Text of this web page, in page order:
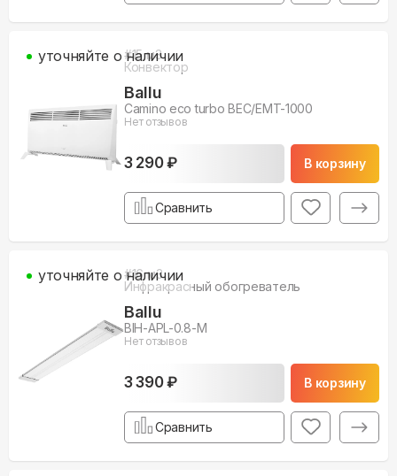
#15м3
Конвектор
Ballu
Camino eco turbo BEC/EMT-1000
Нет отзывов
3 290 ₽ В корзину
уточняйте о наличии
Сравнить
#16м3
Инфракрасный обогреватель
Ballu
BIH-APL-0.8-M
Нет отзывов
3 390 ₽ В корзину
уточняйте о наличии
Сравнить